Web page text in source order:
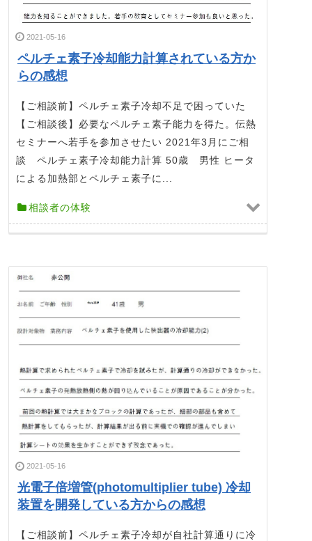
2021-05-16
ペルチェ素子冷却能力計算されている方か
らの感想
【ご相談前】ペルチェ素子冷却不足で困っていた
【ご相談後】必要なペルチェ素子能力を得た。伝熱
セミナーへ若手を参加させたい 2021年3月にご相
談 ペルチェ素子冷却能力計算 50歳 男性 ヒータ
による加熱部とペルチェ素子に...
相談者の体験
2021-05-16
光電子倍増管(photomultiplier tube) 冷却
装置を開発している方からの感想
【ご相談前】ペルチェ素子冷却が自社計算通りに冷